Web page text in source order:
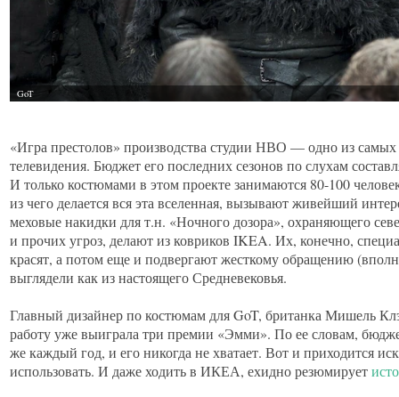
«Игра престолов» производства студии НВО — одно из
телевидения. Бюджет его последних сезонов по слухам
И только костюмами в этом проекте занимаются 80-100
из чего делается вся эта вселенная, вызывают живейший
меховые накидки для т.н. «Ночного дозора», охраняющего
и прочих угроз, делают из ковриков IKEA. Их, конечно,
красят, а потом еще и подвергают жесткому обращению
выглядели как из настоящего Средневековья.
Главный дизайнер по костюмам для GoT, британка Мишель
работу уже выиграла три премии «Эмми». По ее словам,
же каждый год, и его никогда не хватает. Вот и приходится
использовать. И даже ходить в ИКЕА, ехидно резюмирует